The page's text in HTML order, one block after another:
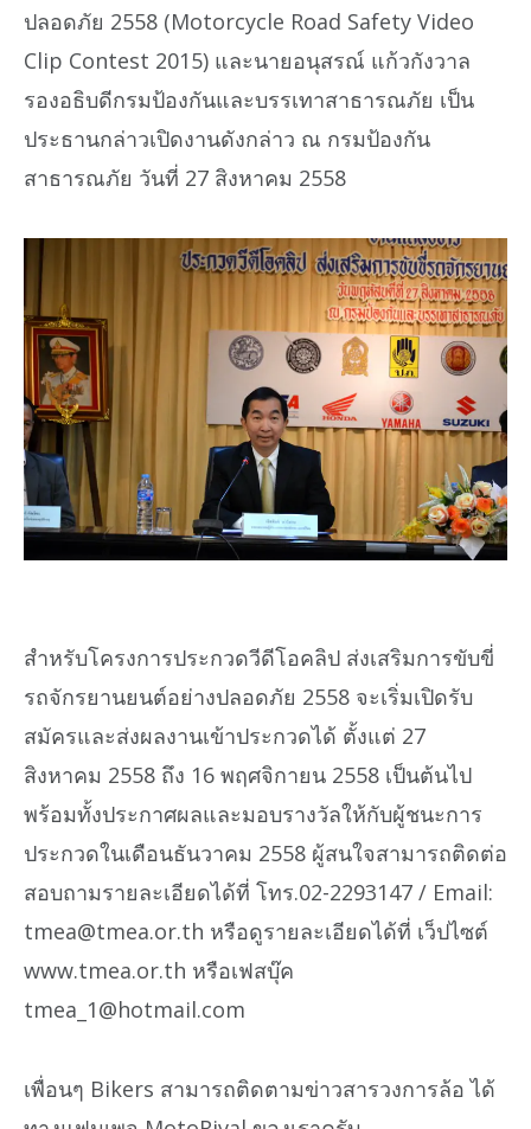
ปลอดภัย 2558 (Motorcycle Road Safety Video
Clip Contest 2015) และนายอนุสรณ์ แก้วกังวาล
รองอธิบดีกรมป้องกันและบรรเทาสาธารณภัย เป็น
ประธานกล่าวเปิดงานดังกล่าว ณ กรมป้องกัน
สาธารณภัย วันที่ 27 สิงหาคม 2558
สำหรับโครงการประกวดวีดีโอคลิป ส่งเสริมการขับขี่
รถจักรยานยนต์อย่างปลอดภัย 2558 จะเริ่มเปิดรับ
สมัครและส่งผลงานเข้าประกวดได้ ตั้งแต่ 27
สิงหาคม 2558 ถึง 16 พฤศจิกายน 2558 เป็นต้นไป
พร้อมทั้งประกาศผลและมอบรางวัลให้กับผู้ชนะการ
ประกวดในเดือนธันวาคม 2558 ผู้สนใจสามารถติดต่อ
สอบถามรายละเอียดได้ที่ โทร.02-2293147 / Email:
tmea@tmea.or.th หรือดูรายละเอียดได้ที่ เว็ปไซต์
www.tmea.or.th หรือเฟสบุ๊ค
tmea_1@hotmail.com
เพื่อนๆ Bikers สามารถติดตามข่าวสารวงการล้อ ได้